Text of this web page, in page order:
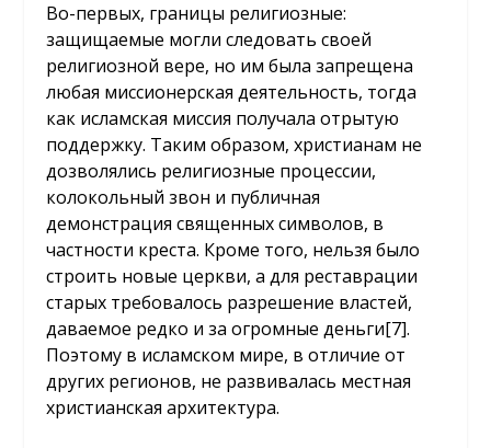
Во-первых, границы религиозные:
защищаемые могли следовать своей
религиозной вере, но им была запрещена
любая миссионерская деятельность, тогда
как исламская миссия получала отрытую
поддержку. Таким образом, христианам не
дозволялись религиозные процессии,
колокольный звон и публичная
демонстрация священных символов, в
частности креста. Кроме того, нельзя было
строить новые церкви, а для реставрации
старых требовалось разрешение властей,
даваемое редко и за огромные деньги[7].
Поэтому в исламском мире, в отличие от
других регионов, не развивалась местная
христианская архитектура.